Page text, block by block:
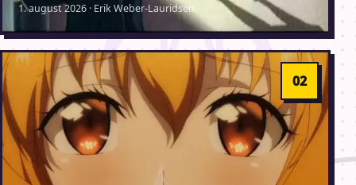
1. august 2026 · Erik Weber-Lauridsen